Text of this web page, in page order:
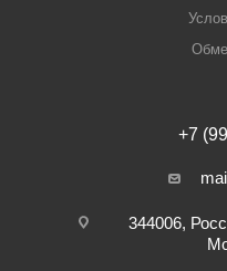
+7
344006,